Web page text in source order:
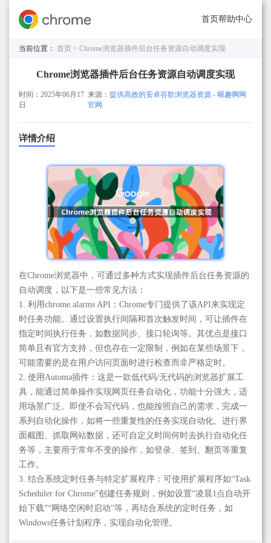
首页帮助中心
当前位置： 首页 > Chrome浏览器插件后台任务资源自动调度实现
Chrome浏览器插件后台任务资源自动调度实现
时间：2025年06月17
日
来源：提供高效的安卓谷歌浏览器资源 - 喔趣啊网
官网
详情介绍
在Chrome浏览器中，可通过多种方式实现插件后台任务资源的
自动调度，以下是一些常见方法：
1. 利用chrome.alarms API：Chrome专门提供了该API来实现定
时任务功能。通过设置执行间隔和首次触发时间，可让插件在
指定时间执行任务，如数据同步、接口轮询等。其优点是接口
简单且有官方支持，但也存在一定限制，例如在某些场景下，
可能需要的是在用户访问页面时进行检查而非严格定时。
2. 使用Automa插件：这是一款低代码/无代码的浏览器扩展工
具，能通过简单操作实现网页任务自动化，功能十分强大，适
用场景广泛。即使不会写代码，也能按照自己的需求，完成一
系列自动化操作，如将一些重复性的任务实现自动化、进行界
面截图、抓取网站数据，还可自定义时间何时去执行自动化任
务等，主要用于常年不变的操作，如登录、签到、翻页等重复
工作。
3. 结合系统定时任务与特定扩展程序：可使用扩展程序如“Task
Scheduler for Chrome”创建任务规则，例如设置“凌晨1点自动开
始下载”“网络空闲时启动”等，再结合系统的定时任务，如
Windows任务计划程序，实现自动化管理。